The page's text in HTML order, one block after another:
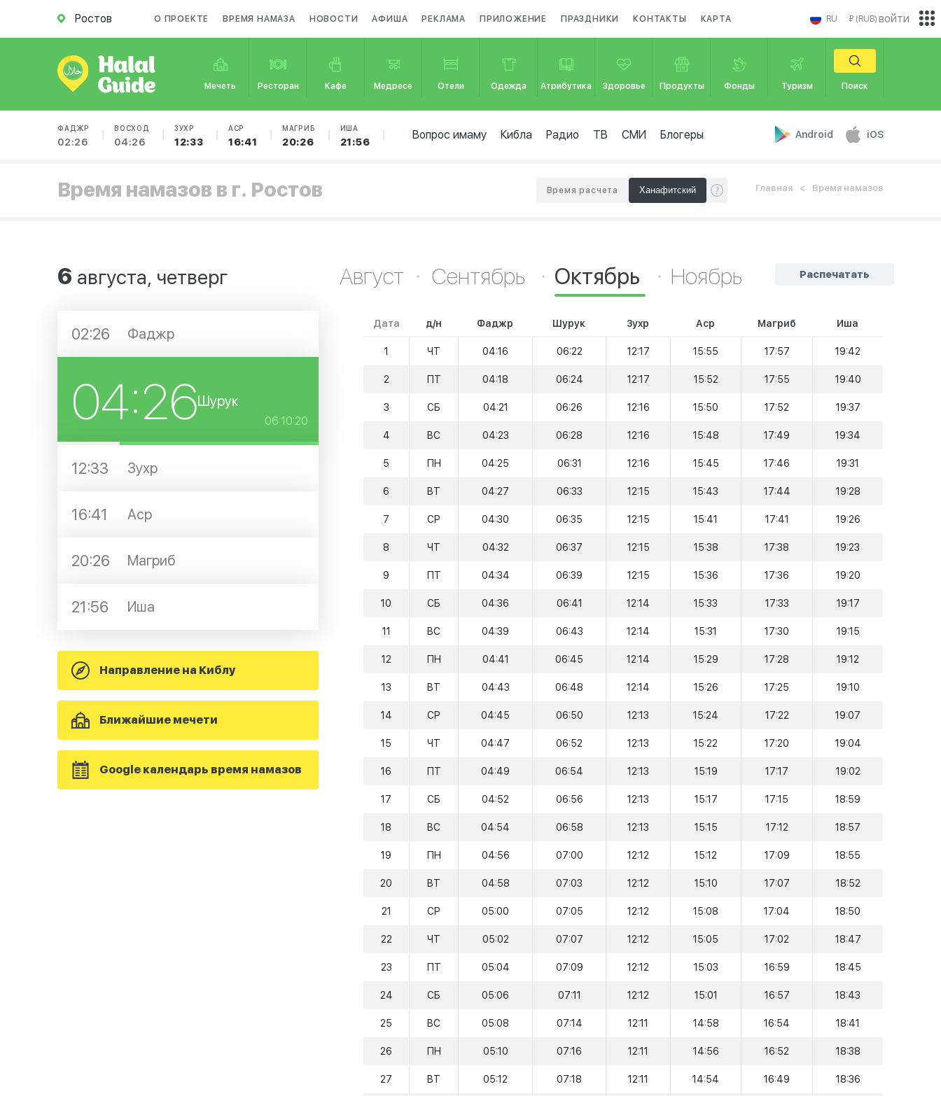
Ростов О ПРОЕКТЕ ВРЕМЯ НАМАЗА НОВОСТИ АФИША РЕКЛАМА ПРИЛОЖЕНИЕ ПРАЗДНИКИ КОНТАКТЫ КАРТА RU ₽ (RUB)
Мечеть Ресторан Кафе Медресе Отели Одежда Атрибутика Здоровье Продукты Фонды Туризм Поиск
ФАДЖР
02:26
ВОСХОД
04:26
ЗУХР
12:33
АСР
16:41
МАГРИБ
20:26
ИША
21:56
Вопрос имаму Кибла Радио ТВ СМИ Блогеры Android iOS
войти
Время намазов в г. Ростов Главная Время намазов
Время расчета
6 августа, четверг
02:26 Фаджр
04:26Шурук
06:10:19
12:33 Зухр
16:41 Аср
20:26 Магриб
21:56 Иша
Направление на Киблу
Ближайшие мечети
Google календарь время намазов
Распечатать
Август Сентябрь Октябрь Ноябрь
Дата д/н Фаджр Шурук Зухр Аср Магриб Иша
1 ЧТ 04:16 06:22 12:17 15:55 17:57 19:42
2 ПТ 04:18 06:24 12:17 15:52 17:55 19:40
3 СБ 04:21 06:26 12:16 15:50 17:52 19:37
4 ВС 04:23 06:28 12:16 15:48 17:49 19:34
5 ПН 04:25 06:31 12:16 15:45 17:46 19:31
6 ВТ 04:27 06:33 12:15 15:43 17:44 19:28
7 СР 04:30 06:35 12:15 15:41 17:41 19:26
8 ЧТ 04:32 06:37 12:15 15:38 17:38 19:23
9 ПТ 04:34 06:39 12:15 15:36 17:36 19:20
10 СБ 04:36 06:41 12:14 15:33 17:33 19:17
11 ВС 04:39 06:43 12:14 15:31 17:30 19:15
12 ПН 04:41 06:45 12:14 15:29 17:28 19:12
13 ВТ 04:43 06:48 12:14 15:26 17:25 19:10
14 СР 04:45 06:50 12:13 15:24 17:22 19:07
15 ЧТ 04:47 06:52 12:13 15:22 17:20 19:04
16 ПТ 04:49 06:54 12:13 15:19 17:17 19:02
17 СБ 04:52 06:56 12:13 15:17 17:15 18:59
18 ВС 04:54 06:58 12:13 15:15 17:12 18:57
19 ПН 04:56 07:00 12:12 15:12 17:09 18:55
20 ВТ 04:58 07:03 12:12 15:10 17:07 18:52
21 СР 05:00 07:05 12:12 15:08 17:04 18:50
22 ЧТ 05:02 07:07 12:12 15:05 17:02 18:47
23 ПТ 05:04 07:09 12:12 15:03 16:59 18:45
24 СБ 05:06 07:11 12:12 15:01 16:57 18:43
25 ВС 05:08 07:14 12:11 14:58 16:54 18:41
26 ПН 05:10 07:16 12:11 14:56 16:52 18:38
27 ВТ 05:12 07:18 12:11 14:54 16:49 18:36